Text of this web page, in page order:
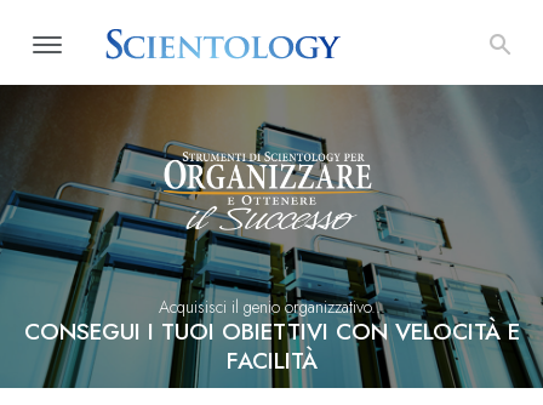
Acquisisci il genio organizzativo...
CONSEGUI I TUOI OBIETTIVI CON VELOCITÀ E
FACILITÀ